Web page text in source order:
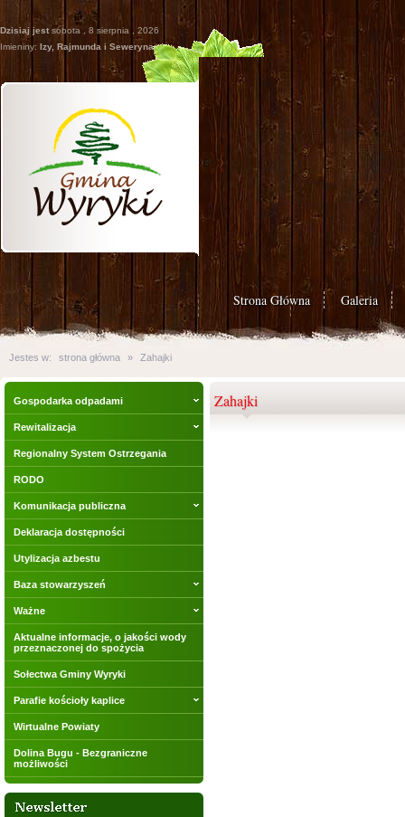
Dzisiaj jest sobota , 8 sierpnia , 2026
Imieniny: Izy, Rajmunda i Seweryna
Strona Główna Galeria
Jestes w: strona główna » Zahajki
Gospodarka odpadami
Rewitalizacja
Regionalny System Ostrzegania
RODO
Komunikacja publiczna
Deklaracja dostępności
Utylizacja azbestu
Baza stowarzyszeń
Ważne
Aktualne informacje, o jakości wody
przeznaczonej do spożycia
Sołectwa Gminy Wyryki
Parafie kościoły kaplice
Wirtualne Powiaty
Dolina Bugu - Bezgraniczne
możliwości
Zahajki